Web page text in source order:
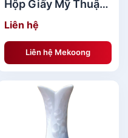
Hộp Giấy Mỹ Thuật
Ép Kim cao cấp
MKBQT40
Liên hệ
Liên hệ Mekoong